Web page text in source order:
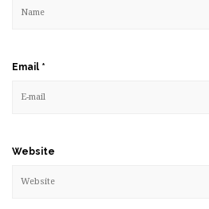
Email *
Website